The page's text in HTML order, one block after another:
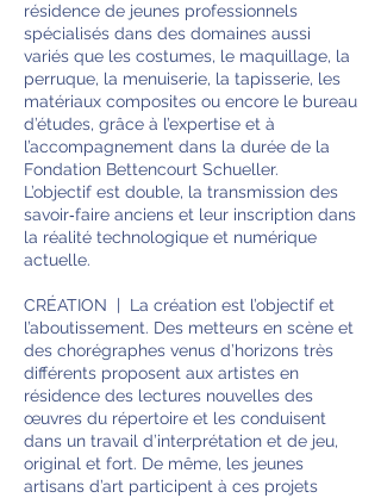
résidence de jeunes professionnels
spécialisés dans des domaines aussi
variés que les costumes, le maquillage, la
perruque, la menuiserie, la tapisserie, les
matériaux composites ou encore le bureau
d’études, grâce à l’expertise et à
l’accompagnement dans la durée de la
Fondation Bettencourt Schueller.
L’objectif est double, la transmission des
savoir‑faire anciens et leur inscription dans
la réalité technologique et numérique
actuelle.
CRÉATION | La création est l’objectif et
l’aboutissement. Des metteurs en scène et
des chorégraphes venus d’horizons très
différents proposent aux artistes en
résidence des lectures nouvelles des
œuvres du répertoire et les conduisent
dans un travail d’interprétation et de jeu,
original et fort. De même, les jeunes
artisans d’art participent à ces projets